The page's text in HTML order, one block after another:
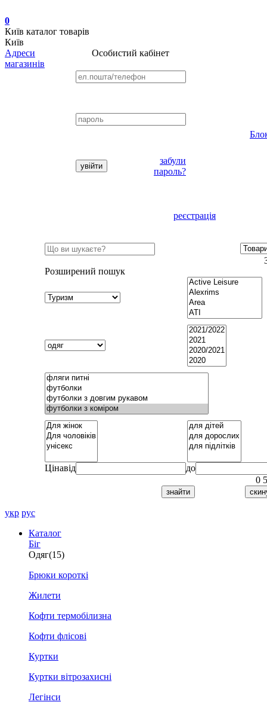
0
Київ каталог товарів
Київ
Адреси
магазинів
Особистий кабінет
забули
пароль?
реєстрація
Розширений пошук
Цінавід
до
0
укр рус
Каталог
Біг
Одяг(15)
Брюки короткі
Жилети
Кофти термобілизна
Кофти флісові
Куртки
Куртки вітрозахисні
Легінси